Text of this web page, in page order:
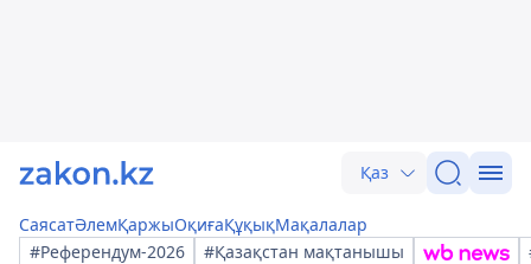
Қаз
СаясатӘлемҚаржыОқиғаҚұқықМақалалар
#Референдум-2026
#Қазақстан мақтанышы